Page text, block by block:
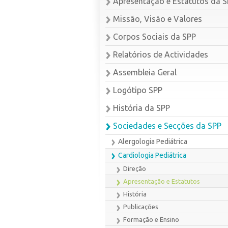
Missão, Visão e Valores
Corpos Sociais da SPP
Relatórios de Actividades
Assembleia Geral
Logótipo SPP
História da SPP
Sociedades e Secções da SPP
Alergologia Pediátrica
Cardiologia Pediátrica
Direção
Apresentação e Estatutos
História
Publicações
Formação e Ensino